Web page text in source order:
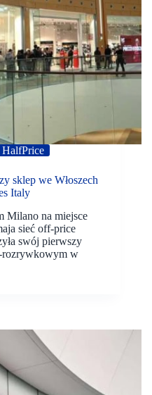
HalfPrice
sklep we Włoszech
Italy
Milano na miejsce
sieć off-price
swój pierwszy
rozrywkowym w